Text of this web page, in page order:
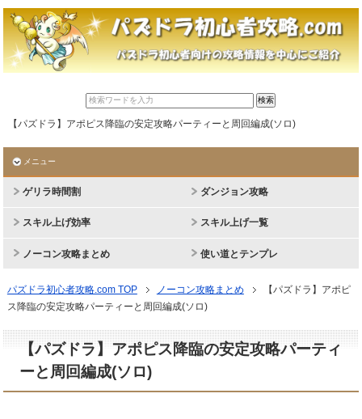
【パズドラ】アポピス降臨の安定攻略パーティーと周回編成(ソロ)
メニュー
ゲリラ時間割 ダンジョン攻略
スキル上げ効率 スキル上げ一覧
ノーコン攻略まとめ 使い道とテンプレ
パズドラ初心者攻略.com TOP ノーコン攻略まとめ
【パズドラ】アポピ
ス降臨の安定攻略パーティーと周回編成(ソロ)
【パズドラ】アポピス降臨の安定攻略パーティ
ーと周回編成(ソロ)